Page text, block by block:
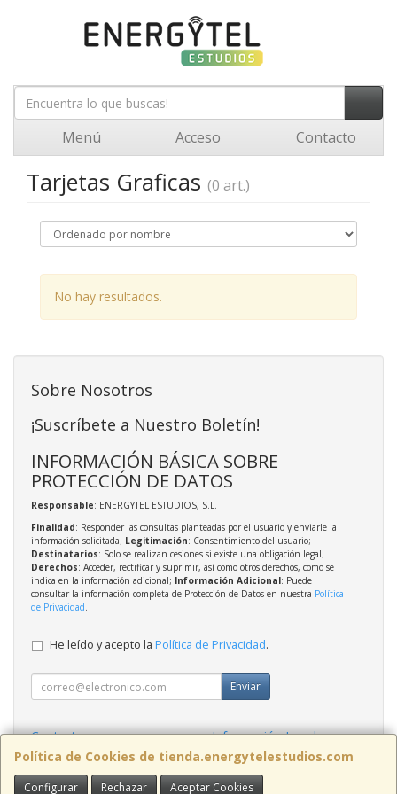
Menú Acceso Contacto
Tarjetas Graficas (0 art.)
No hay resultados.
Política de Cookies de tienda.energytelestudios.com
Configurar Rechazar Aceptar Cookies
Sobre Nosotros
¡Suscríbete a Nuestro Boletín!
INFORMACIÓN BÁSICA SOBRE
PROTECCIÓN DE DATOS
Responsable: ENERGYTEL ESTUDIOS, S.L.
Finalidad: Responder las consultas planteadas por el usuario y enviarle la
información solicitada; Legitimación: Consentimiento del usuario;
Destinatarios: Solo se realizan cesiones si existe una obligación legal;
Derechos: Acceder, rectificar y suprimir, así como otros derechos, como se
indica en la información adicional; Información Adicional: Puede
consultar la información completa de Protección de Datos en nuestra Política
de Privacidad.
He leído y acepto la Política de Privacidad.
Enviar
Contacto
Información Legal
Política Privacidad
Política de Cookies